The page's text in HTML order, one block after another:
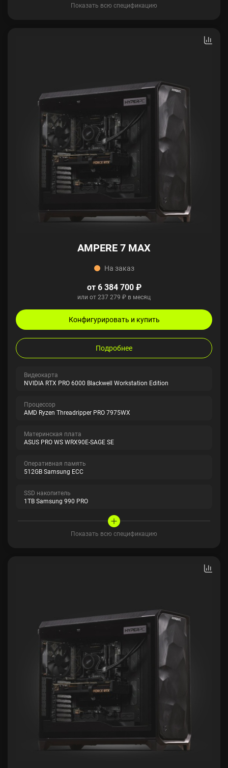
Показать всю спецификацию
AMPERE 7 MAX
На заказ
от 6 384 700 ₽
или от 237 279 ₽ в месяц
Конфигурировать и купить
Подробнее
Видеокарта
NVIDIA RTX PRO 6000 Blackwell Workstation Edition
Процессор
AMD Ryzen Threadripper PRO 7975WX
Материнская плата
ASUS PRO WS WRX90E-SAGE SE
Оперативная память
512GB Samsung ECC
SSD накопитель
1TB Samsung 990 PRO
Показать всю спецификацию